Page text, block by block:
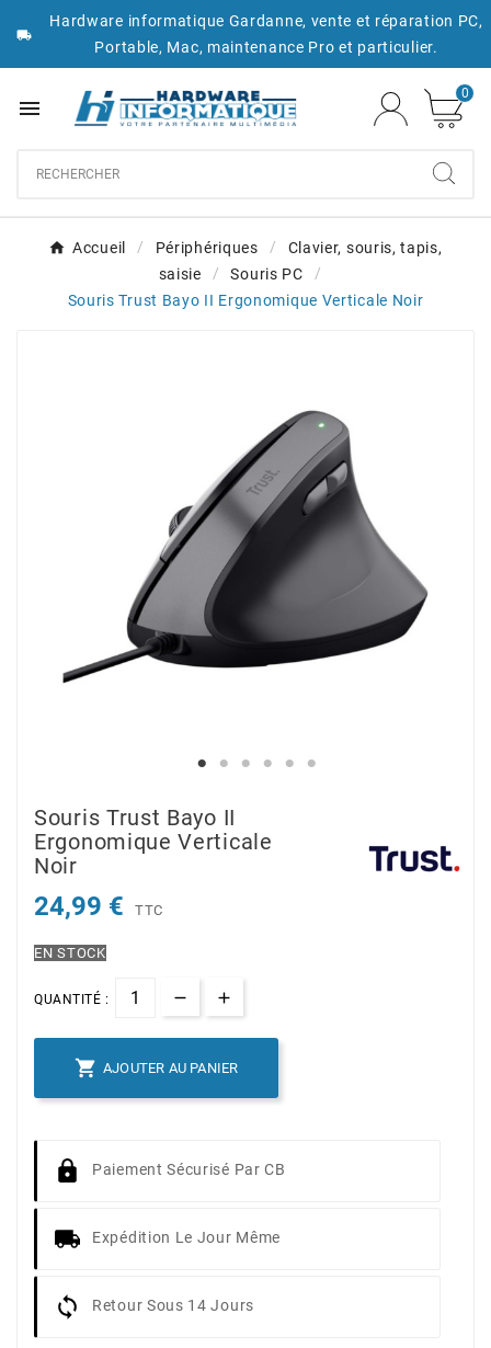

Hardware informatique Gardanne, vente et réparation PC,
Portable, Mac, maintenance Pro et particulier.

0
Accueil Périphériques
Clavier, souris, tapis,
saisie
Souris PC
Souris Trust Bayo II Ergonomique Verticale Noir
Souris Trust Bayo II
Ergonomique Verticale
Noir
24,99 € TTC
EN STOCK
QUANTITÉ :
 AJOUTER AU PANIER
Paiement Sécurisé Par CB
Expédition Le Jour Même
Retour Sous 14 Jours